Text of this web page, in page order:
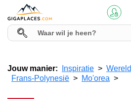
Jouw manier: Inspiratie Wereld
Frans-Polynesië
Mo'orea